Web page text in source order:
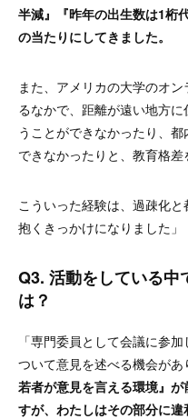
半減』『昨年の出生数は1桁
の当たりにしてきました。
また、アメリカの大学のオ
るなかで、距離が遠い地方
うことができなかったり、
できなかったりと、教育格差
こういった経験は、過疎化
抱くきっかけになりました」
Q3. 活動をしている中
は？
「専門委員として会議に参
ついて意見を述べる機会があ
若者が意見を言える環境』
すが、わたしはその部分に違